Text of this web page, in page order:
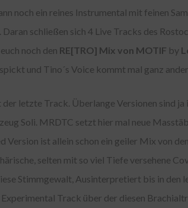
noch ein reines Instrumental mit feinen
schließen sich 4 Live Tracks des
noch den RE[TRO] Mix von MOTIF by
und Tino´s Voice kommt mal ganz
letzte Track. Überlange Versionen sind
Soli. MRDTC setzt hier mal neue
Version ist allein schon ein geiler Mix von
selten mit so viel Tiefe versehene
Stimmgewalt, Ausinterpretiert bis in den
Track über der diesen